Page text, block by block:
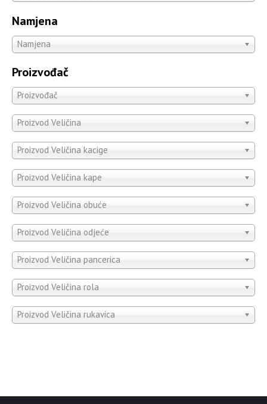
Namjena
Namjena
Proizvođač
Proizvođač
Proizvod Veličina
Proizvod Veličina kacige
Proizvod Veličina kape
Proizvod Veličina obuće
Proizvod Veličina odjeće
Proizvod Veličina pancerica
Proizvod Veličina rola
Proizvod Veličina rukavica